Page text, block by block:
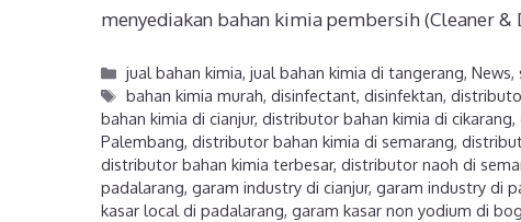
menyediakan bahan kimia pembersih (Cleaner
jual bahan kimia,jual bahan kimia di tangerang,News,
bahan kimia murah,disinfectant,disinfektan,
bahan kimia di cianjur, distributor bahan kimia di cikarang,
Palembang, distributor bahan kimia di semarang,
distributor bahan kimia terbesar, distributor naoh di
padalarang, garam industry di cianjur, garam industry di
kasar local di padalarang, garam kasar non yodium di